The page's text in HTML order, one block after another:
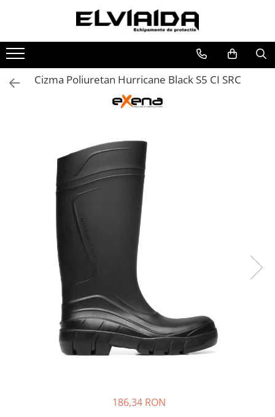
Toate Produsele
IMBRACAMINTE
IMBRACAMINTE DE LUCRU
IMBRACAMINTE REFLECTORIZANTA
IMBRACAMINTE IMPERMEABILA
UNICA FOLOSINTA
IMBRACAMINTE ESD
IMBRACAMINTE IGNIFUGATA,
ANTISTATICA
COMBINEZOANE, HALATE
JACHETE DE LUCRU
PANTALONI DE LUCRU
JACHETE VATUITE
IMBRACAMINTE ANTICHIMICA |
Cizma Poliuretan Hurricane Black S5 CI SRC
186,34 RON